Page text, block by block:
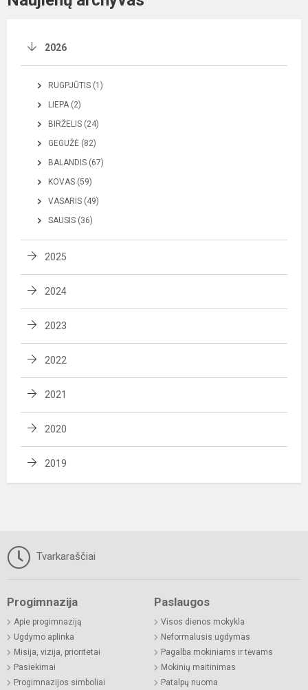
2026
RUGPJŪTIS (1)
LIEPA (2)
BIRŽELIS (24)
GEGUŽĖ (82)
BALANDIS (67)
KOVAS (59)
VASARIS (49)
SAUSIS (36)
2025
2024
2023
2022
2021
2020
2019
Tvarkaraščiai
Progimnazija
Apie progimnaziją
Ugdymo aplinka
Misija, vizija, prioritetai
Pasiekimai
Progimnazijos simboliai
Paslaugos
Visos dienos mokykla
Neformalusis ugdymas
Pagalba mokiniams ir tėvams
Mokinių maitinimas
Patalpų nuoma